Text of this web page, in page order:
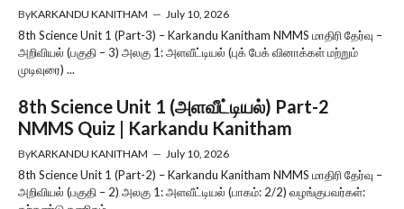
ByKARKANDU KANITHAM — July 10, 2026
8th Science Unit 1 (Part-3) – Karkandu Kanitham NMMS மாதிரி தேர்வு –
அறிவியல் (பகுதி – 3) அலகு 1: அளவீட்டியல் (புக் பேக் வினாக்கள் மற்றும்
முடிவுரை) ...
8th Science Unit 1 (அளவீட்டியல்) Part-2
NMMS Quiz | Karkandu Kanitham
ByKARKANDU KANITHAM — July 10, 2026
8th Science Unit 1 (Part-2) – Karkandu Kanitham NMMS மாதிரி தேர்வு –
அறிவியல் (பகுதி – 2) அலகு 1: அளவீட்டியல் (பாகம்: 2/2) வழங்குபவர்கள்: